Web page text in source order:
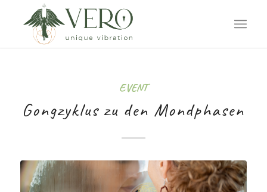
EVENT
Gongzyklus zu den Mondphasen